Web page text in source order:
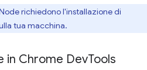
richiedono l'installazione di
tua macchina.
in Chrome DevTools